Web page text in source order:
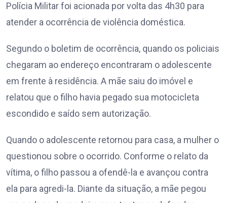
Polícia Militar foi acionada por volta das 4h30 para
atender a ocorrência de violência doméstica.
Segundo o boletim de ocorrência, quando os policiais
chegaram ao endereço encontraram o adolescente
em frente à residência. A mãe saiu do imóvel e
relatou que o filho havia pegado sua motocicleta
escondido e saído sem autorização.
Quando o adolescente retornou para casa, a mulher o
questionou sobre o ocorrido. Conforme o relato da
vítima, o filho passou a ofendê-la e avançou contra
ela para agredi-la. Diante da situação, a mãe pegou